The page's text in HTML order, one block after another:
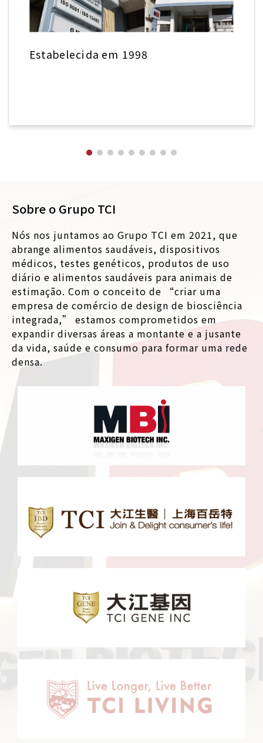
Estabelecida em 1998
Sobre o Grupo TCI
Nós nos juntamos ao Grupo TCI em 2021, que
abrange alimentos saudáveis, dispositivos
médicos, testes genéticos, produtos de uso
diário e alimentos saudáveis para animais de
estimação. Com o conceito de “criar uma
empresa de comércio de design de biosciência
integrada,” estamos comprometidos em
expandir diversas áreas a montante e a jusante
da vida, saúde e consumo para formar uma rede
densa.